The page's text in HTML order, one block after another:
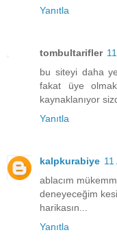
Yanıtla
tombultarifler
bu siteyi daha
fakat üye
kaynaklanıyor
Yanıtla
kalpkurabiye 11
ablacım
deneyeceğim
harikasın...
Yanıtla